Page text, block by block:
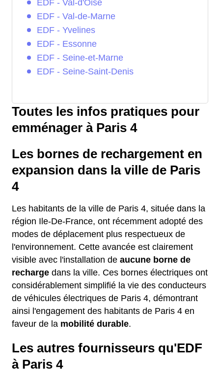
EDF - Val-d'Oise
EDF - Val-de-Marne
EDF - Yvelines
EDF - Essonne
EDF - Seine-et-Marne
EDF - Seine-Saint-Denis
Toutes les infos pratiques pour
emménager à Paris 4
Les bornes de rechargement en
expansion dans la ville de Paris
4
Les habitants de la ville de Paris 4, située dans la
région Ile-De-France, ont récemment adopté des
modes de déplacement plus respectueux de
l'environnement. Cette avancée est clairement
visible avec l'installation de aucune borne de
recharge dans la ville. Ces bornes électriques ont
considérablement simplifié la vie des conducteurs
de véhicules électriques de Paris 4, démontrant
ainsi l'engagement des habitants de Paris 4 en
faveur de la mobilité durable.
Les autres fournisseurs qu'EDF
à Paris 4